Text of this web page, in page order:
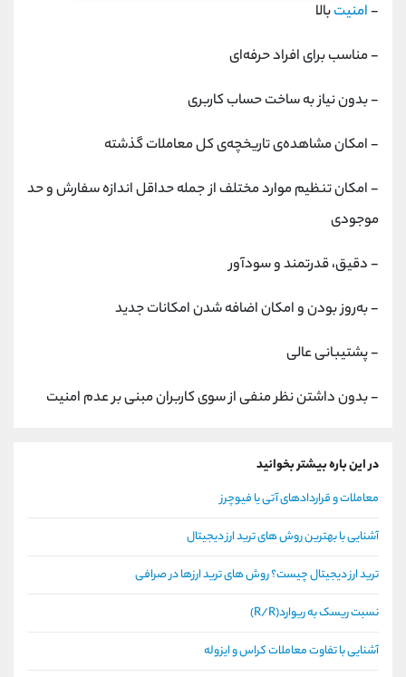
-امنیتبالا
- مناسب برای افراد حرفه‌ای
- بدون نیاز به ساخت حساب کاربری
- امکان مشاهده‌ی تاریخچه‌ی کل معاملات گذشته
- امکان تنظیم موارد مختلف از جمله حداقل اندازه سفارش و حد
موجودی
- دقیق، قدرتمند و سودآور
- به‌روز بودن و امکان اضافه شدن امکانات جدید
- پشتیبانی عالی
- بدون داشتن نظر منفی از سوی کاربران مبنی بر عدم امنیت
در این باره بیشتر بخوانید
معاملات و قراردادهای آتی یا فیوچرز
آشنایی با بهترین روش های ترید ارز دیجیتال
ترید ارز دیجیتال چیست؟ روش های ترید ارزها در صرافی
نسبت ریسک به ریوارد(R/R)
آشنایی با تفاوت معاملات کراس و ایزوله